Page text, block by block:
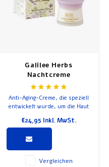
Galilee Herbs
Nachtcreme
Anti-Aging-Creme, die speziell
entwickelt wurde, um die Haut
pflegen. Gibt der Haut neue
hinzugefügt. Inhalt: 50 ml
€24,95 Inkl. MwSt.
Vergleichen